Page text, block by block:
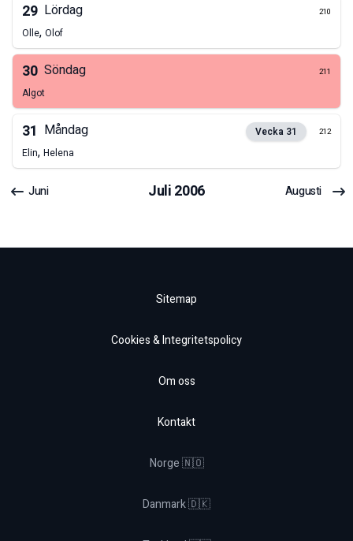
29 Lördag 210
Olle, Olof
30 Söndag 211
Algot
31 Måndag Vecka 31 212
Elin, Helena
Juni Juli2006 Augusti
Sitemap
Cookies & Integritetspolicy
Om oss
Kontakt
Norge 🇳🇴
Danmark 🇩🇰